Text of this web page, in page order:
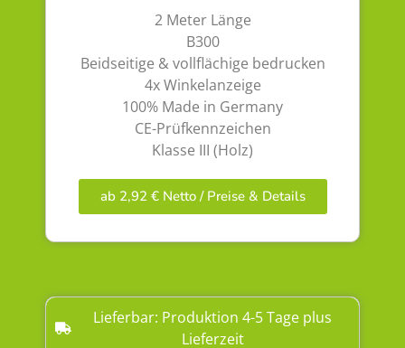
2 Meter Länge
B300
Beidseitige & vollflächige bedrucken
4x Winkelanzeige
100% Made in Germany
CE-Prüfkennzeichen
Klasse III (Holz)
ab 2,92 € Netto / Preise & Details
Lieferbar: Produktion 4-5 Tage plus
Lieferzeit